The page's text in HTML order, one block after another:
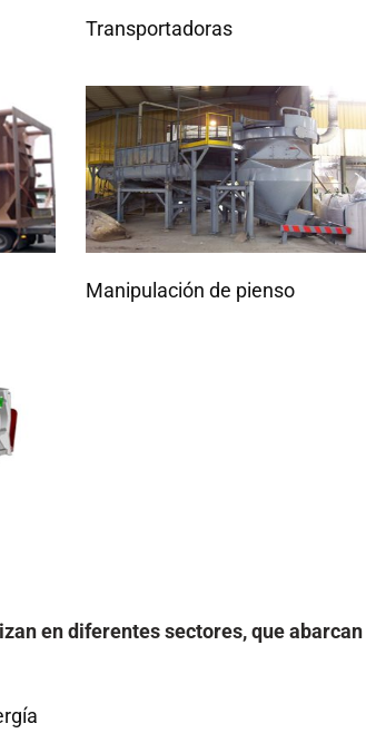
Transportadoras
Manipulación de pienso
en diferentes sectores, que